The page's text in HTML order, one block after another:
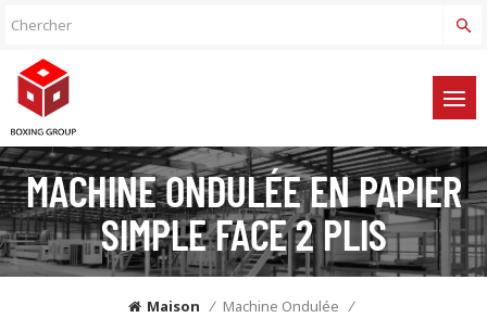
MACHINE ONDULÉE EN PAPIER
SIMPLE FACE 2 PLIS
Maison / Machine Ondulée /